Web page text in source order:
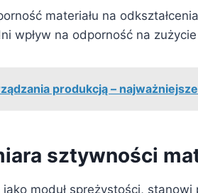
materiału na
wpływ na odporność na
produkcją –
sztywności
jako moduł sprężystości,